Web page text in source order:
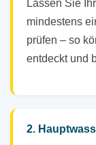
Lassen Sie
mindestens
prüfen – so
entdeckt und
2.